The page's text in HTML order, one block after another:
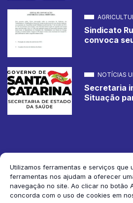
Utilizamos ferramentas e serviços que
ferramentas nos ajudam a oferecer
navegação no site. Ao clicar no botão
concorda com o uso de cookies em
Sindicato
convoca
NOTÍCIAS
Secretaria
Situação
2026 Jornal de Corupá. Todos